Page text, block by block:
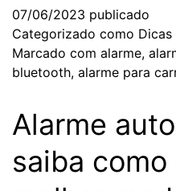
07/06/2023 publicado
Categorizado como
Marcado com alarme,
bluetooth, alarme para
Alarme
saiba